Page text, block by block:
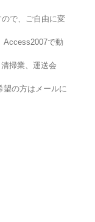
で、ご自由に変
Access2007で動
掃業、運送会
望の方はメールに